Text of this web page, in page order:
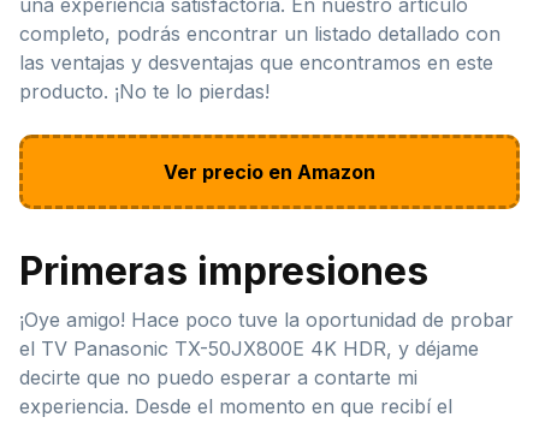
completo, podrás encontrar un listado detallado con
las ventajas y desventajas que encontramos en este
producto. ¡No te lo pierdas!
Ver precio en Amazon
Primeras impresiones
¡Oye amigo! Hace poco tuve la oportunidad de probar
el TV Panasonic TX-50JX800E 4K HDR, y déjame
decirte que no puedo esperar a contarte mi
experiencia. Desde el momento en que recibí el